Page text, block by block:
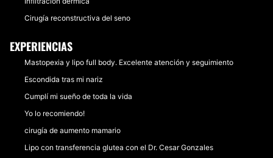
Cirugía reconstructiva del seno
EXPERIENCIAS
Mastopexia y lipo full body. Excelente atención y seguimiento
Escondida tras mi nariz
Cumplí mi sueño de toda la vida
Yo lo recomiendo!
cirugía de aumento mamario
Lipo con transferencia glutea con el Dr. Cesar Gonzales